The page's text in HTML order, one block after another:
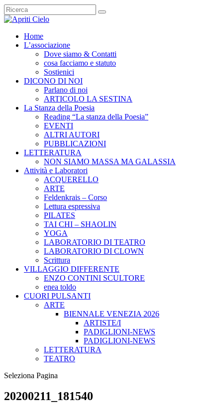
Home
L’associazione
Dove siamo & Contatti
cosa facciamo e statuto
Sostienici
DICONO DI NOI
Parlano di noi
ARTICOLO LA SESTINA
La Stanza della Poesia
Reading “La stanza della Poesia”
EVENTI
ALTRI AUTORI
PUBBLICAZIONI
LETTERATURA
NON SIAMO MASSA MA GALASSIA
Attività e Laboratori
ACQUERELLO
ARTE
Feldenkrais – Corso
Lettura espressiva
PILATES
TAI CHI – SHAOLIN
YOGA
LABORATORIO DI TEATRO
LABORATORIO DI CLOWN
Scrittura
VILLAGGIO DIFFERENTE
ENZO CONTINI SCULTORE
enea toldo
CUORI PULSANTI
ARTE
BIENNALE VENEZIA 2026
ARTISTE/I
PADIGLIONI-NEWS
PADIGLIONI-NEWS
LETTERATURA
TEATRO
Seleziona Pagina
20200211_181540